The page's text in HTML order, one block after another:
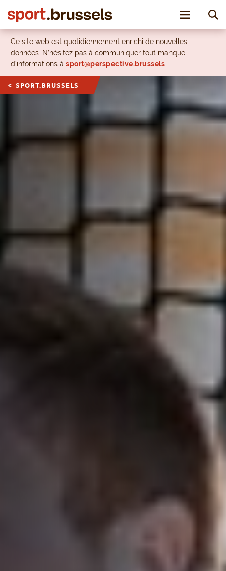
Toggle
Ce site web est quotidiennement enrichi de nouvelles
données. N’hésitez pas à communiquer tout manque
d’informations à sport@perspective.brussels
SPORT.BRUSSELS